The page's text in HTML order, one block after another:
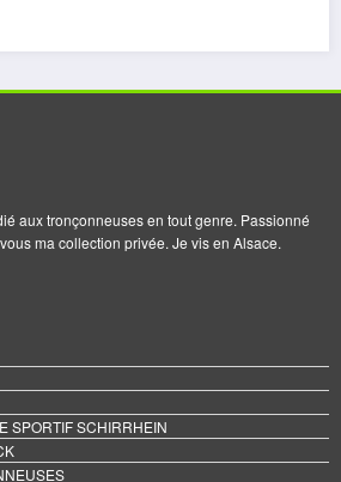
aux tronçonneuses en tout genre. Passionné
ma collection privée. Je vis en Alsace.
SPORTIF SCHIRRHEIN